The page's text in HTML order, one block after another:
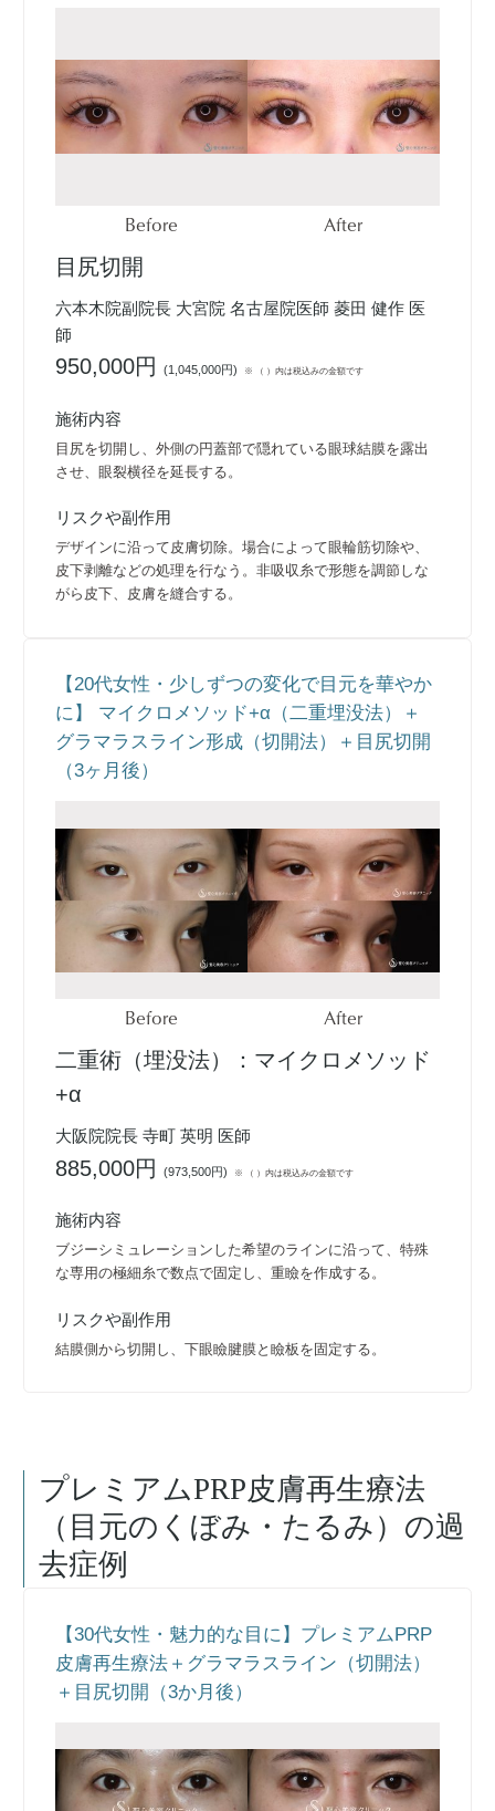
Before After
目尻切開
六本木院副院長 大宮院 名古屋院医師 菱田 健作 医
師
950,000円(1,045,000円) ※ （ ）内は税込みの金額です
施術内容
目尻を切開し、外側の円蓋部で隠れている眼球結膜を露出
させ、眼裂横径を延長する。
リスクや副作用
デザインに沿って皮膚切除。場合によって眼輪筋切除や、
皮下剥離などの処理を行なう。非吸収糸で形態を調節しな
がら皮下、皮膚を縫合する。
【20代女性・少しずつの変化で目元を華やか
に】 マイクロメソッド+α（二重埋没法）＋
グラマラスライン形成（切開法）＋目尻切開
（3ヶ月後）
Before After
二重術（埋没法）：マイクロメソッド
+α
大阪院院長 寺町 英明 医師
885,000円(973,500円) ※ （ ）内は税込みの金額です
施術内容
ブジーシミュレーションした希望のラインに沿って、特殊
な専用の極細糸で数点で固定し、重瞼を作成する。
リスクや副作用
結膜側から切開し、下眼瞼腱膜と瞼板を固定する。
プレミアムPRP皮膚再生療法
（目元のくぼみ・たるみ） の過
去症例
【30代女性・魅力的な目に】プレミアムPRP
皮膚再生療法＋グラマラスライン（切開法）
＋目尻切開（3か月後）